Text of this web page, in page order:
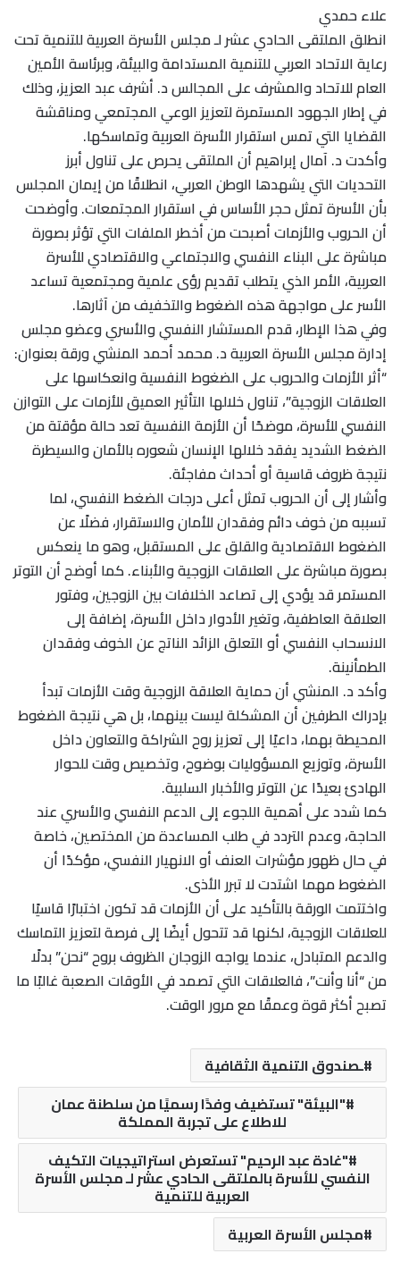
علاء حمدي
انطلق الملتقى الحادي عشر لـ مجلس الأسرة العربية للتنمية تحت
رعاية الاتحاد العربي للتنمية المستدامة والبيئة، وبرئاسة الأمين
العام للاتحاد والمشرف على المجالس د. أشرف عبد العزيز، وذلك
في إطار الجهود المستمرة لتعزيز الوعي المجتمعي ومناقشة
القضايا التي تمس استقرار الأسرة العربية وتماسكها.
وأكدت د. آمال إبراهيم أن الملتقى يحرص على تناول أبرز
التحديات التي يشهدها الوطن العربي، انطلاقًا من إيمان المجلس
بأن الأسرة تمثل حجر الأساس في استقرار المجتمعات. وأوضحت
أن الحروب والأزمات أصبحت من أخطر الملفات التي تؤثر بصورة
مباشرة على البناء النفسي والاجتماعي والاقتصادي للأسرة
العربية، الأمر الذي يتطلب تقديم رؤى علمية ومجتمعية تساعد
الأسر على مواجهة هذه الضغوط والتخفيف من آثارها.
وفي هذا الإطار، قدم المستشار النفسي والأسري وعضو مجلس
إدارة مجلس الأسرة العربية د. محمد أحمد المنشي ورقة بعنوان:
“أثر الأزمات والحروب على الضغوط النفسية وانعكاسها على
العلاقات الزوجية”، تناول خلالها التأثير العميق للأزمات على التوازن
النفسي للأسرة، موضحًا أن الأزمة النفسية تعد حالة مؤقتة من
الضغط الشديد يفقد خلالها الإنسان شعوره بالأمان والسيطرة
نتيجة ظروف قاسية أو أحداث مفاجئة.
وأشار إلى أن الحروب تمثل أعلى درجات الضغط النفسي، لما
تسببه من خوف دائم وفقدان للأمان والاستقرار، فضلًا عن
الضغوط الاقتصادية والقلق على المستقبل، وهو ما ينعكس
بصورة مباشرة على العلاقات الزوجية والأبناء. كما أوضح أن التوتر
المستمر قد يؤدي إلى تصاعد الخلافات بين الزوجين، وفتور
العلاقة العاطفية، وتغير الأدوار داخل الأسرة، إضافة إلى
الانسحاب النفسي أو التعلق الزائد الناتج عن الخوف وفقدان
الطمأنينة.
وأكد د. المنشي أن حماية العلاقة الزوجية وقت الأزمات تبدأ
بإدراك الطرفين أن المشكلة ليست بينهما، بل هي نتيجة الضغوط
المحيطة بهما، داعيًا إلى تعزيز روح الشراكة والتعاون داخل
الأسرة، وتوزيع المسؤوليات بوضوح، وتخصيص وقت للحوار
الهادئ بعيدًا عن التوتر والأخبار السلبية.
كما شدد على أهمية اللجوء إلى الدعم النفسي والأسري عند
الحاجة، وعدم التردد في طلب المساعدة من المختصين، خاصة
في حال ظهور مؤشرات العنف أو الانهيار النفسي، مؤكدًا أن
الضغوط مهما اشتدت لا تبرر الأذى.
واختتمت الورقة بالتأكيد على أن الأزمات قد تكون اختبارًا قاسيًا
للعلاقات الزوجية، لكنها قد تتحول أيضًا إلى فرصة لتعزيز التماسك
والدعم المتبادل، عندما يواجه الزوجان الظروف بروح “نحن” بدلًا
من “أنا وأنت”، فالعلاقات التي تصمد في الأوقات الصعبة غالبًا ما
تصبح أكثر قوة وعمقًا مع مرور الوقت.
ـصندوق التنمية الثقافية
"البيئة" تستضيف وفدًا رسميًا من سلطنة عمان
للاطلاع على تجربة المملكة
"غادة عبد الرحيم" تستعرض استراتيجيات التكيف
النفسي للأسرة بالملتقى الحادي عشر لـ مجلس الأسرة
العربية للتنمية
مجلس الأسرة العربية